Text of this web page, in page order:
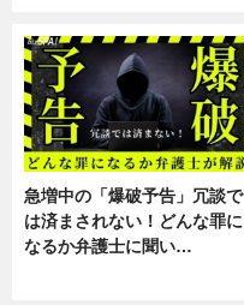
急増中の「爆破予告」冗談で
は済まされない！どんな罪に
なるか弁護士に聞い…